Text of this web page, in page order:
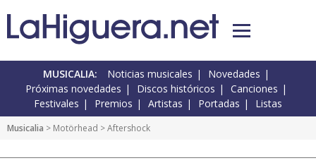
MUSICALIA: Noticias musicales
Novedades
Próximas novedades
Discos históricos
Canciones
Festivales
Premios Artistas Portadas Listas
Musicalia > Motörhead > Aftershock